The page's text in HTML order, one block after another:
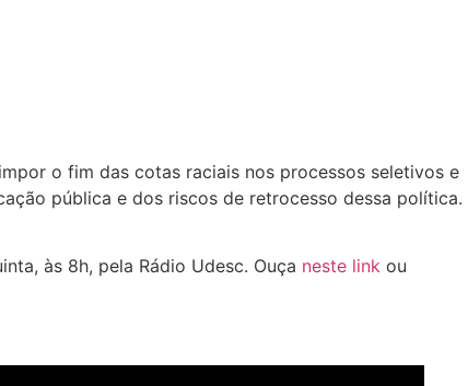
o fim das cotas raciais nos processos seletivos e
pública e dos riscos de retrocesso dessa política.
às 8h, pela Rádio Udesc. Ouça neste link ou